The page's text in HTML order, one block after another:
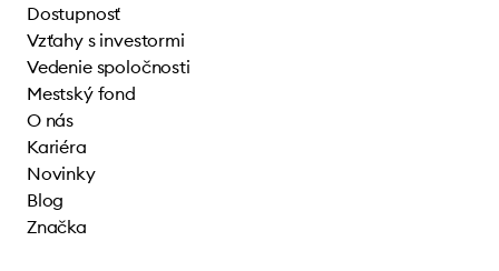
Dostupnosť
Vzťahy s investormi
Vedenie spoločnosti
Mestský fond
O nás
Kariéra
Novinky
Blog
Značka